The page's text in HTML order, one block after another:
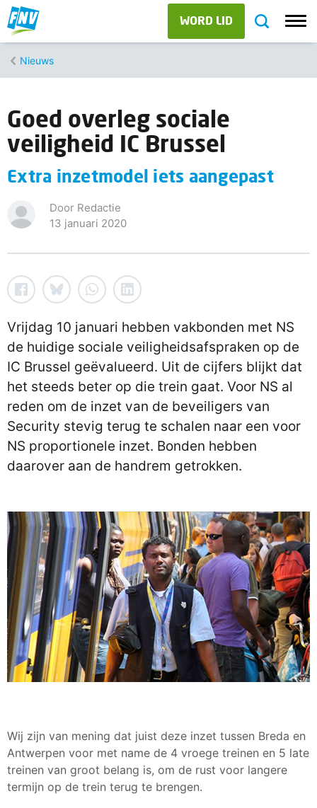
WORD LID
Nieuws
Goed overleg sociale
veiligheid IC Brussel
Extra inzetmodel iets aangepast
Door Redactie
13 januari 2020
Vrijdag 10 januari hebben vakbonden met NS
de huidige sociale veiligheidsafspraken op de
IC Brussel geëvalueerd. Uit de cijfers blijkt dat
het steeds beter op die trein gaat. Voor NS al
reden om de inzet van de beveiligers van
Security stevig terug te schalen naar een voor
NS proportionele inzet. Bonden hebben
daarover aan de handrem getrokken.
Wij zijn van mening dat juist deze inzet tussen Breda en
Antwerpen voor met name de 4 vroege treinen en 5 late
treinen van groot belang is, om de rust voor langere
termijn op de trein terug te brengen.